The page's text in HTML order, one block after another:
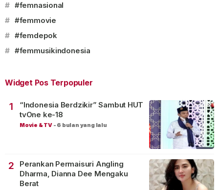
# #femnasional
# #femmovie
# #femdepok
# #femmusikindonesia
Widget Pos Terpopuler
1
“Indonesia Berdzikir” Sambut HUT
tvOne ke-18
Movie & TV - 6 bulan yang lalu
2
Perankan Permaisuri Angling
Dharma, Dianna Dee Mengaku
Berat